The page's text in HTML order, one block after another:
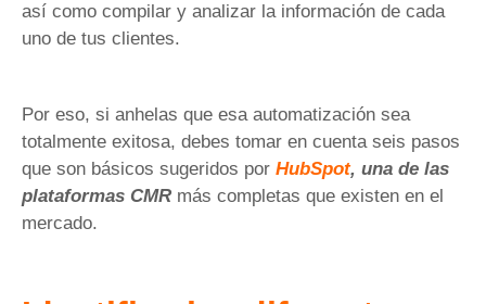
así como compilar y analizar la información de cada
uno de tus clientes.
Por eso, si anhelas que esa automatización sea
totalmente exitosa, debes tomar en cuenta seis pasos
que son básicos sugeridos por HubSpot, una de las
plataformas CMR más completas que existen en el
mercado.